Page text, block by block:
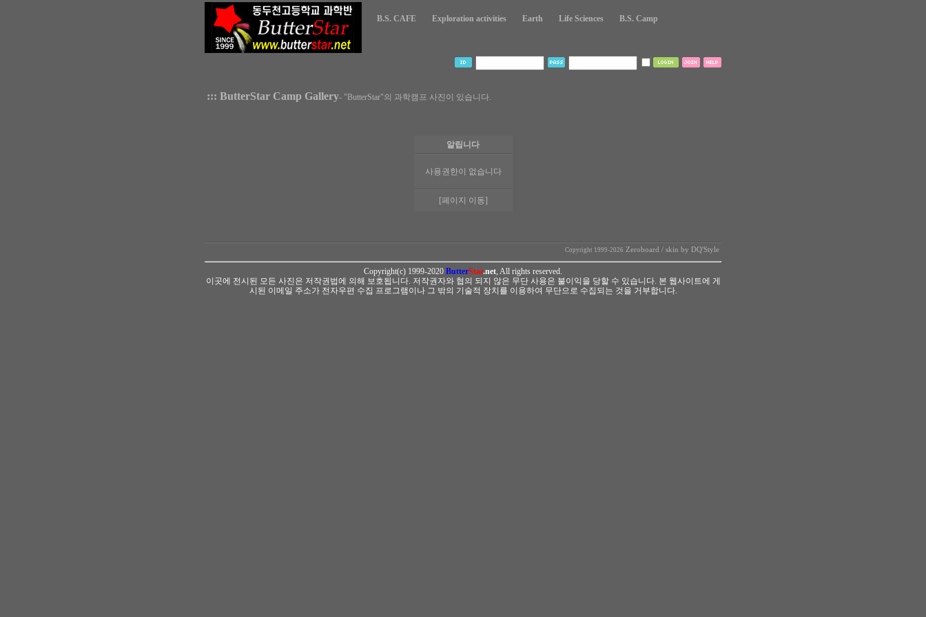
B.S. CAFE Exploration activities Earth Life Sciences B.S. Camp
::: ButterStar Camp Gallery- "ButterStar"의 과학캠프 사진이 있습니다.
알립니다
사용권한이 없습니다
[페이지 이동]
Copyright 1999-2026 Zeroboard / skin by DQ'Style
Copyright(c) 1999-2020 ButterStar.net, All rights reserved.
이곳에 전시된 모든 사진은 저작권법에 의해 보호됩니다. 저작권자와 협의 되지 않은 무단 사용은 불이익을 당할 수 있습니다. 본 웹사이트에 게
시된 이메일 주소가 전자우편 수집 프로그램이나 그 밖의 기술적 장치를 이용하여 무단으로 수집되는 것을 거부합니다.